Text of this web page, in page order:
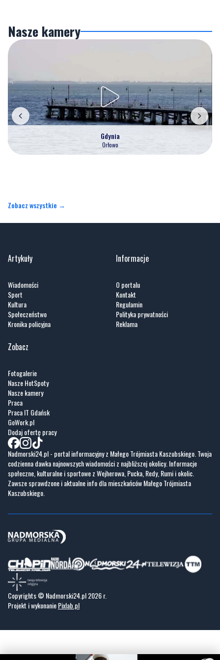
Artykuły
Wiadomości
Sport
Społeczeństwo
Informacje
O portalu
Kontakt
Zobacz
Fotogalerie
Nasze HotSpoty
Nasze kamery
Praca
Praca IT Gdańsk
GoWork.pl
Dodaj ofertę pracy
Nadmorski24.pl - portal informacyjny z Małego Trójmiasta Kaszubskiego. Twoja
codzienna dawka najnowszych wiadomości z najbliższej okolicy. Informacje
Copyrights © Nadmorski24.pl 2026 r.